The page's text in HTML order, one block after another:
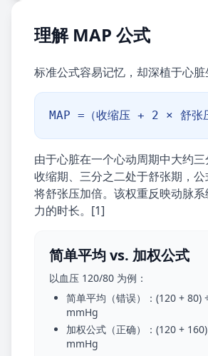
理解 MAP 公式
标准公式容易记忆，却深植于心脏
MAP =（收缩压 + 2 × 舒张
由于心脏在一个心动周期中大约
收缩期、三分之二处于舒张期，
将舒张压加倍。该权重反映动脉
力的时长。[1]
简单平均 vs. 加权公式
以血压 120/80 为例：
简单平均（错误）：(120 + 80)
mmHg
加权公式（正确）：(120 +
mmHg